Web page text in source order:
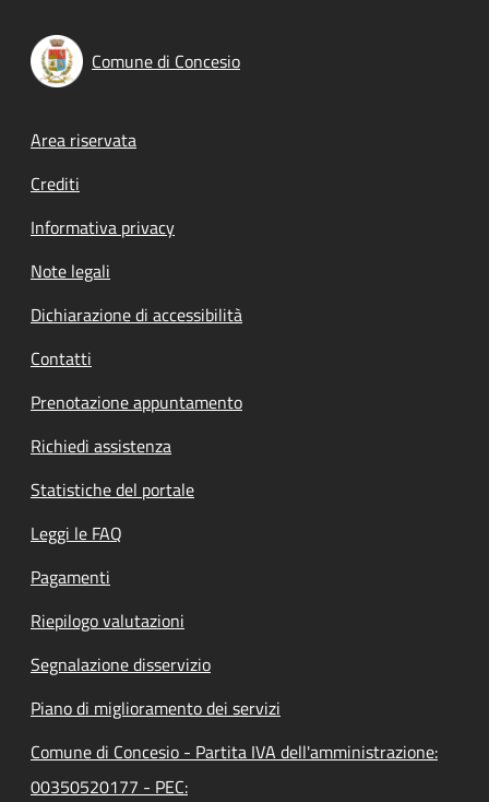
Comune di Concesio
Footer menu
Area riservata
Crediti
Informativa privacy
Note legali
Dichiarazione di accessibilità
Contatti
Prenotazione appuntamento
Richiedi assistenza
Statistiche del portale
Leggi le FAQ
Pagamenti
Riepilogo valutazioni
Segnalazione disservizio
Piano di miglioramento dei servizi
Comune di Concesio - Partita IVA dell'amministrazione:
00350520177 - PEC: